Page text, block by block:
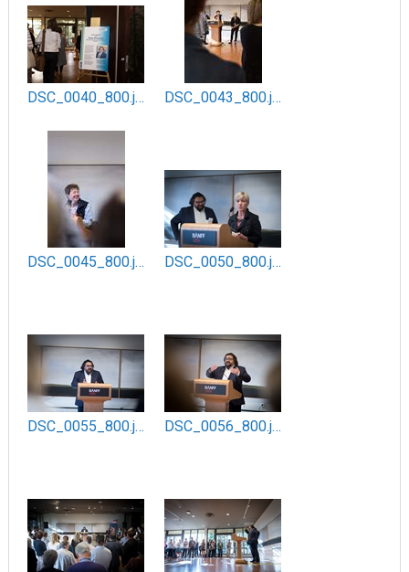
DSC_0040_800.jpg DSC_0043_800.jpg
DSC_0045_800.jpg DSC_0050_800.jpg
DSC_0055_800.jpg DSC_0056_800.jpg